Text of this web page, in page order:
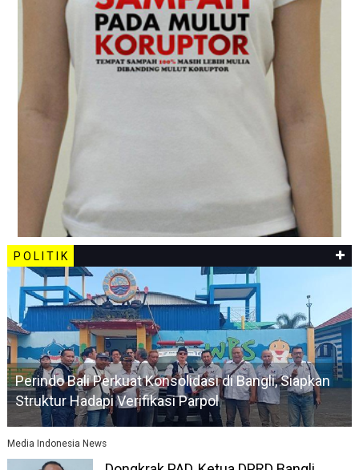
P O L I T I K
Perindo Bali Perkuat Konsolidasi di Bangli, Siapkan
Struktur Hadapi Verifikasi Parpol
Media Indonesia News